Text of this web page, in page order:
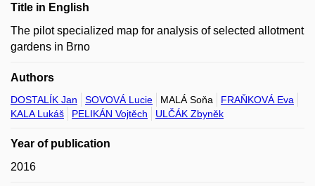
Title in English
The pilot specialized map for analysis of selected allotment
gardens in Brno
Authors
DOSTALÍK Jan SOVOVÁ Lucie MALÁ Soňa
FRAŇKOVÁ Eva
KALA Lukáš
PELIKÁN Vojtěch ULČÁK Zbyněk
Year of publication
2016